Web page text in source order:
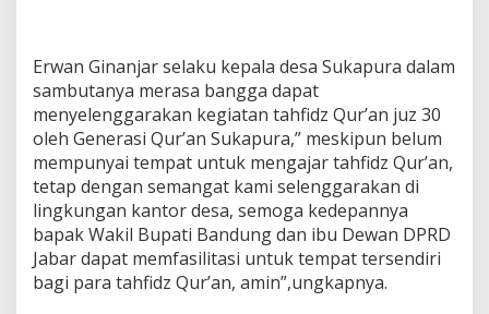
D
e
s
a
S
u
k
a
p
u
r
a
Erwan Ginanjar selaku kepala desa Sukapura dalam
sambutanya merasa bangga dapat
menyelenggarakan kegiatan tahfidz Qur’an juz 30
oleh Generasi Qur’an Sukapura,” meskipun belum
mempunyai tempat untuk mengajar tahfidz Qur’an,
tetap dengan semangat kami selenggarakan di
lingkungan kantor desa, semoga kedepannya
bapak Wakil Bupati Bandung dan ibu Dewan DPRD
Jabar dapat memfasilitasi untuk tempat tersendiri
bagi para tahfidz Qur’an, amin”,ungkapnya.